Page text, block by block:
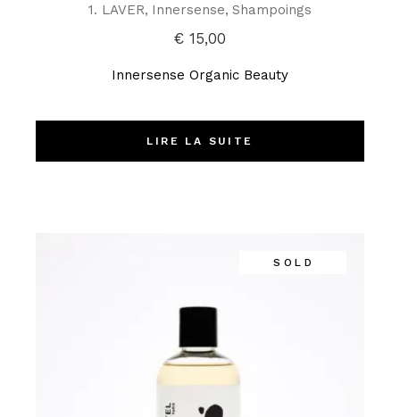
1. LAVER Innersense Shampoings
€ 15,00
Innersense Organic Beauty
LIRE LA SUITE
SOLD